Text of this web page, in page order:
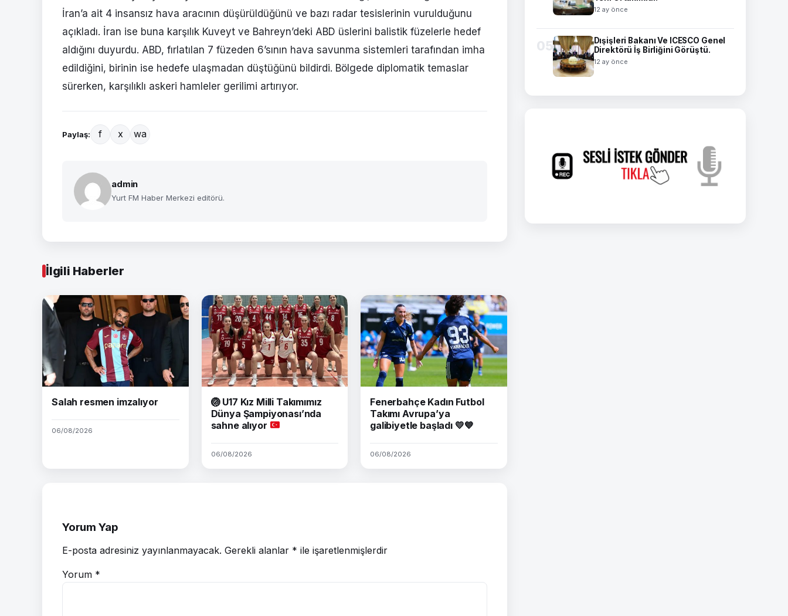
İran’a ait 4 insansız hava aracının düşürüldüğünü ve bazı radar tesislerinin vurulduğunu
açıkladı. İran ise buna karşılık Kuveyt ve Bahreyn’deki ABD üslerini balistik füzelerle hedef
aldığını duyurdu. ABD, fırlatılan 7 füzeden 6’sının hava savunma sistemleri tarafından imha
edildiğini, birinin ise hedefe ulaşmadan düştüğünü bildirdi. Bölgede diplomatik temaslar
sürerken, karşılıklı askeri hamleler gerilimi artırıyor.
Paylaş: f x wa
admin
Yurt FM Haber Merkezi editörü.
İlgili Haberler
Salah resmen imzalıyor
06/08/2026
🏐U17 Kız Milli Takımımız
Dünya Şampiyonası’nda
sahne alıyor
06/08/2026
Fenerbahçe Kadın Futbol
Takımı Avrupa’ya
galibiyetle başladı 💛💙
06/08/2026
Yorum Yap
E-posta adresiniz yayınlanmayacak. Gerekli alanlar * ile işaretlenmişlerdir
Yorum *
12 ay önce
05
Dışişleri Bakanı Ve ICESCO Genel
Direktörü İş Birliğini Görüştü.
12 ay önce